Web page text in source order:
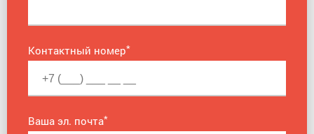
Контактный номер*
Ваша эл. почта*